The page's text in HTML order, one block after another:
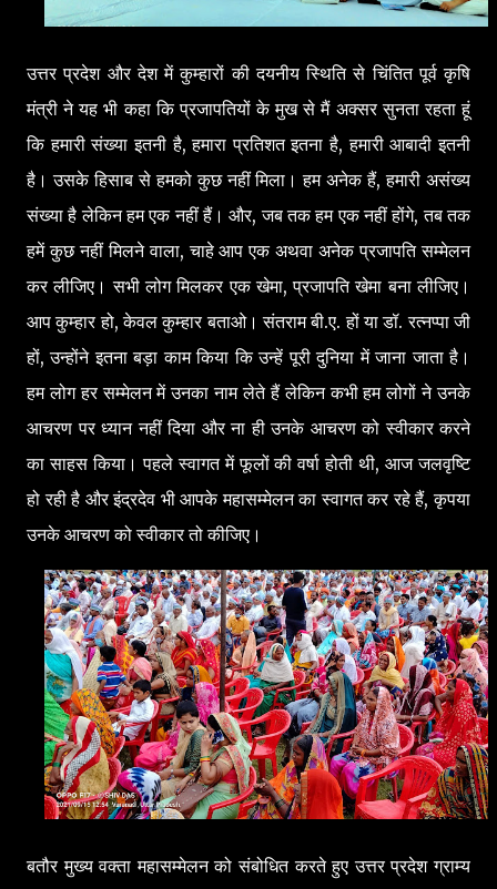
उत्तर प्रदेश और देश में कुम्हारों की दयनीय स्थिति से चिंतित पूर्व कृषि
मंत्री ने यह भी कहा कि प्रजापतियों के मुख से मैं अक्सर सुनता रहता हूं
कि हमारी संख्या इतनी है, हमारा प्रतिशत इतना है, हमारी आबादी इतनी
है। उसके हिसाब से हमको कुछ नहीं मिला। हम अनेक हैं, हमारी असंख्य
संख्या है लेकिन हम एक नहीं हैं। और, जब तक हम एक नहीं होंगे, तब तक
हमें कुछ नहीं मिलने वाला, चाहे आप एक अथवा अनेक प्रजापति सम्मेलन
कर लीजिए। सभी लोग मिलकर एक खेमा, प्रजापति खेमा बना लीजिए।
आप कुम्हार हो, केवल कुम्हार बताओ। संतराम बी.ए. हों या डॉ. रत्नप्पा जी
हों, उन्होंने इतना बड़ा काम किया कि उन्हें पूरी दुनिया में जाना जाता है।
हम लोग हर सम्मेलन में उनका नाम लेते हैं लेकिन कभी हम लोगों ने उनके
आचरण पर ध्यान नहीं दिया और ना ही उनके आचरण को स्वीकार करने
का साहस किया। पहले स्वागत में फूलों की वर्षा होती थी, आज जलवृष्टि
हो रही है और इंद्रदेव भी आपके महासम्मेलन का स्वागत कर रहे हैं, कृपया
उनके आचरण को स्वीकार तो कीजिए।
बतौर मुख्य वक्ता महासम्मेलन को संबोधित करते हुए उत्तर प्रदेश ग्राम्य